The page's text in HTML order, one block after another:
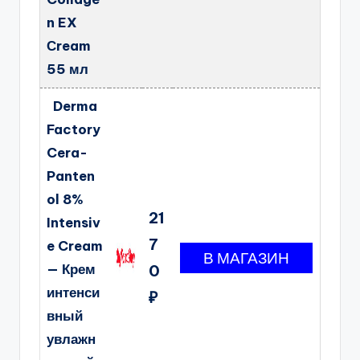
n EX
Сream
55 мл
Derma
Factory
Cera-
Panten
ol 8%
Intensiv
e Cream
— Крем
интенси
вный
увлажн
21
7
0
₽